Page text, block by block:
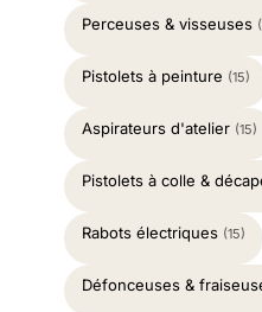
Perceuses & visseuses
Pistolets à peinture (15)
Aspirateurs d'atelier (15)
Pistolets à colle &
Rabots électriques (15)
Défonceuses &